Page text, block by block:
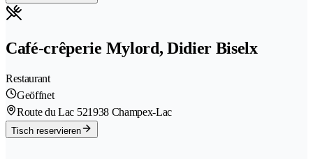
Café-crêperie Mylord, Didier Biselx
Restaurant
Geöffnet
Route du Lac 521938 Champex-Lac
Tisch reservieren